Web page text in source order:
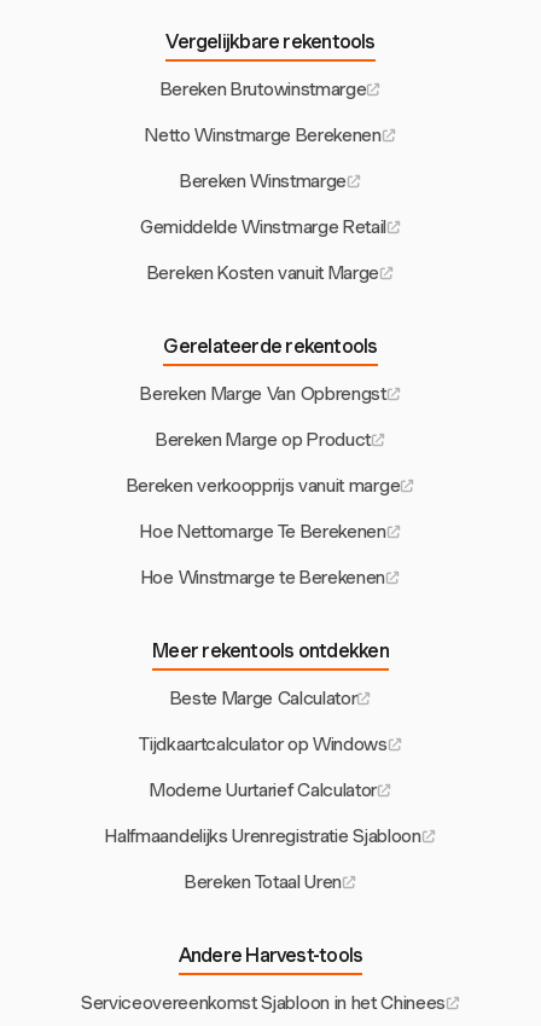
Vergelijkbare rekentools
Bereken Brutowinstmarge
Netto Winstmarge Berekenen
Bereken Winstmarge
Gemiddelde Winstmarge Retail
Bereken Kosten vanuit Marge
Gerelateerde rekentools
Bereken Marge Van Opbrengst
Bereken Marge op Product
Bereken verkoopprijs vanuit marge
Hoe Nettomarge Te Berekenen
Hoe Winstmarge te Berekenen
Meer rekentools ontdekken
Beste Marge Calculator
Tijdkaartcalculator op Windows
Moderne Uurtarief Calculator
Halfmaandelijks Urenregistratie Sjabloon
Bereken Totaal Uren
Andere Harvest-tools
Serviceovereenkomst Sjabloon in het Chinees